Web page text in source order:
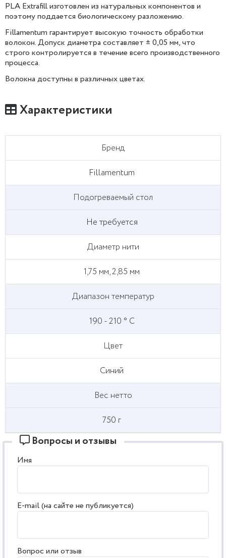
PLA Extrafill изготовлен из натуральных компонентов и
поэтому поддается биологическому разложению.
Fillamentum гарантирует высокую точность обработки
волокон. Допуск диаметра составляет ± 0,05 мм, что
строго контролируется в течение всего производственного
процесса.
Волокна доступны в различных цветах.
Характеристики
Бренд
Fillamentum
Подогреваемый стол
Не требуется
Диаметр нити
1,75 мм, 2,85 мм
Диапазон температур
190 - 210 ° С
Цвет
Синий
Вес нетто
750 г
Вопросы и отзывы
Имя
E-mail (на сайте не публикуется)
Вопрос или отзыв